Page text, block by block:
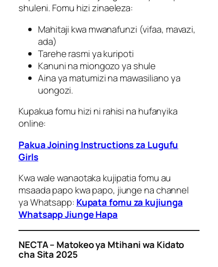
shuleni. Fomu hizi zinaeleza:
Mahitaji kwa mwanafunzi (vifaa, mavazi,
ada)
Tarehe rasmi ya kuripoti
Kanuni na miongozo ya shule
Aina ya matumizi na mawasiliano ya
uongozi.
Kupakua fomu hizi ni rahisi na hufanyika
online:
Pakua Joining Instructions za Lugufu
Girls
Kwa wale wanaotaka kujipatia fomu au
msaada papo kwa papo, jiunge na channel
ya Whatsapp: Kupata fomu za kujiunga
Whatsapp Jiunge Hapa
NECTA – Matokeo ya Mtihani wa Kidato
cha Sita 2025